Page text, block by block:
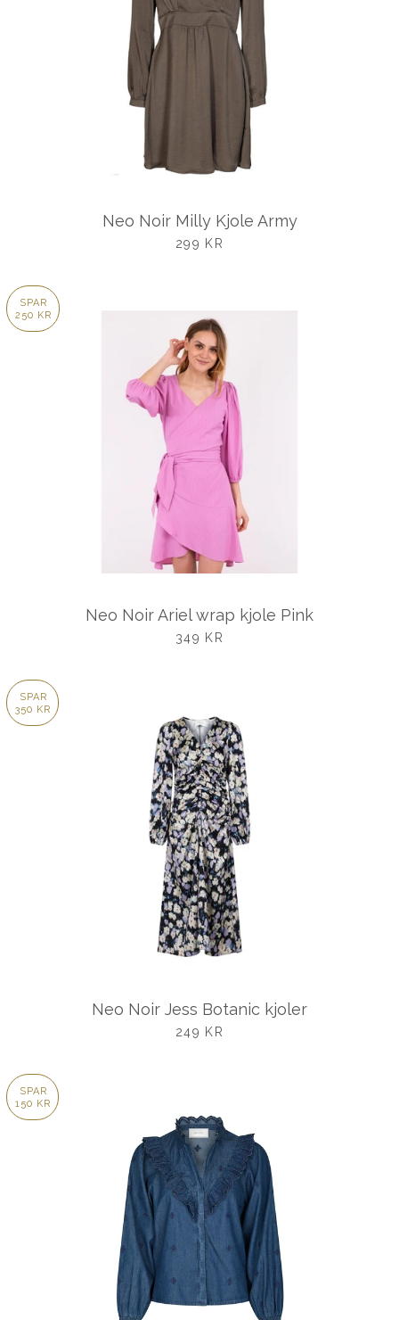
Neo Noir Milly Kjole Army
UDSALGSPRIS
299 KR
SPAR
250 KR
Neo Noir Ariel wrap kjole Pink
UDSALGSPRIS
349 KR
SPAR
350 KR
Neo Noir Jess Botanic kjoler
UDSALGSPRIS
249 KR
SPAR
150 KR